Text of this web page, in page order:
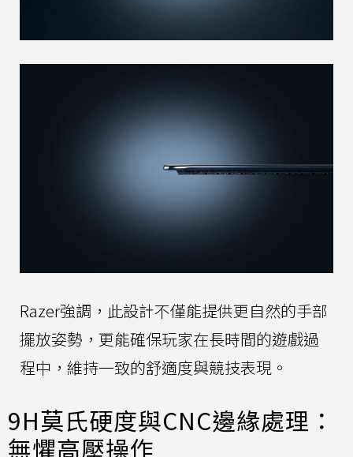
Razer強調，此設計不僅能提供更自然的手部
擺放姿勢，更能確保玩家在長時間的遊戲過
程中，維持一致的舒適度與競技表現。
9H莫氏硬度與CNC邊緣處理：
無懼高壓操作